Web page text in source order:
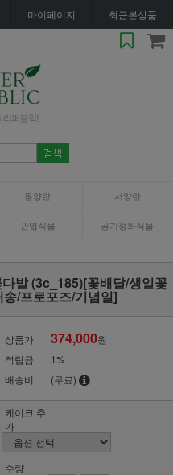
마이페이지 최근본상품
동양란 서양란
관엽식물 공기정화식물
발 (3c_185)[꽃배달/생일꽃
/프로포즈/기념일]
상품가 374,000원
적립금
1%
배송비
(무료)
케이크 추
가
수량